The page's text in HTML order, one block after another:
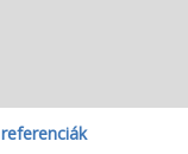
referenciák